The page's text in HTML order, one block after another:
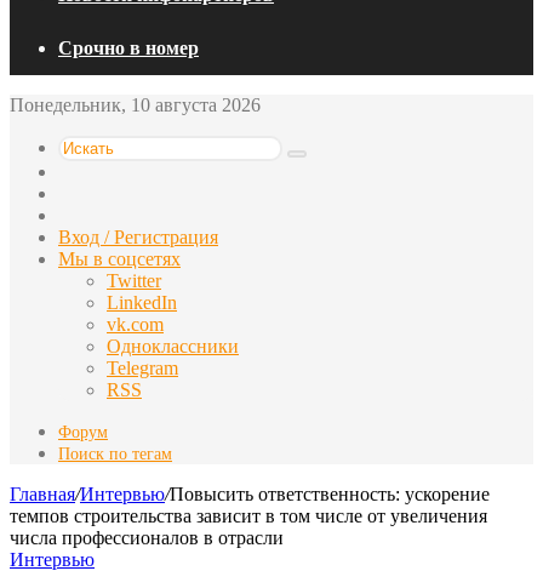
Срочно в номер
Понедельник, 10 августа 2026
Искать
статья
Вход / Регистрация
Мы в соцсетях
Twitter
LinkedIn
vk.com
Одноклассники
Telegram
RSS
Форум
Поиск по тегам
Главная/Интервью/Повысить ответственность: ускорение
темпов строительства зависит в том числе от увеличения
числа профессионалов в отрасли
Интервью